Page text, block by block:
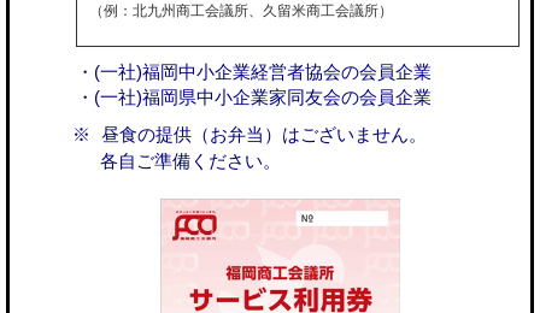
（例：北九州商工会議所、久留米商工会議所）
・(一社)福岡中小企業経営者協会の会員企業
・(一社)福岡県中小企業家同友会の会員企業
昼食の提供（お弁当）はございません。
各自ご準備ください。